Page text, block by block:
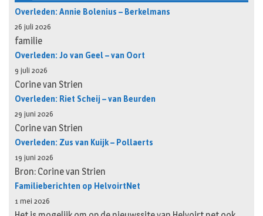
Overleden: Annie Bolenius – Berkelmans
26 juli 2026
familie
Overleden: Jo van Geel – van Oort
9 juli 2026
Corine van Strien
Overleden: Riet Scheij – van Beurden
29 juni 2026
Corine van Strien
Overleden: Zus van Kuijk – Pollaerts
19 juni 2026
Bron: Corine van Strien
Familieberichten op HelvoirtNet
1 mei 2026